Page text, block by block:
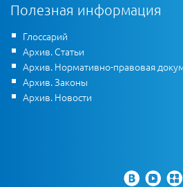
Полезная информация
Глоссарий
Архив. Статьи
Архив. Нормативно-правовая
Архив. Законы
Архив. Новости